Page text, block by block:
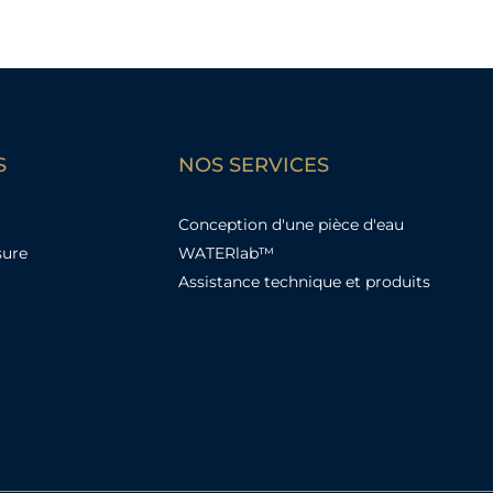
NOS SERVICES
Conception d'une pièce d'eau
WATERlab™
Assistance technique et produits